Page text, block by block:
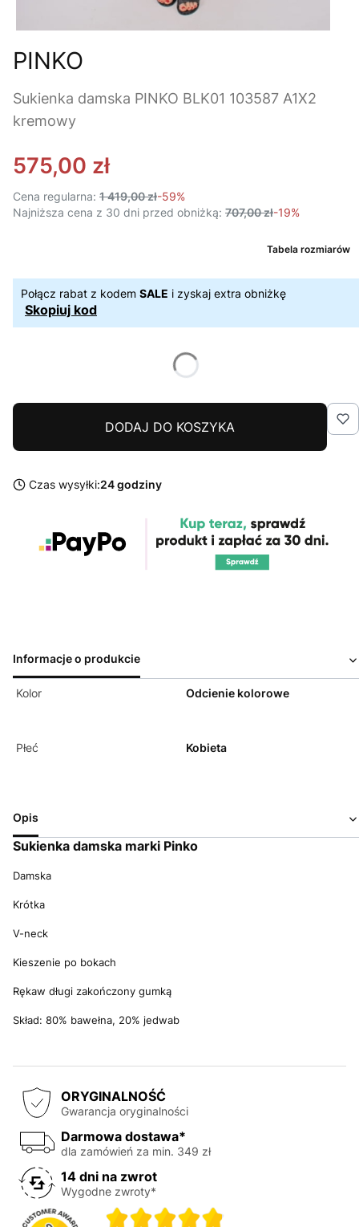
PINKO
Sukienka damska PINKO BLK01 103587 A1X2
kremowy
575,00 zł
Cena regularna: 1 419,00 zł-59%
Najniższa cena z 30 dni przed obniżką: 707,00 zł-19%
Tabela rozmiarów
Połącz rabat z kodem SALE i zyskaj extra obniżkę
Skopiuj kod
DODAJ DO KOSZYKA
Czas wysyłki:24 godziny
Informacje o produkcie
Kolor Odcienie kolorowe
Płeć Kobieta
Opis
Sukienka damska marki Pinko
Damska
Krótka
V-neck
Kieszenie po bokach
Rękaw długi zakończony gumką
Skład: 80% bawełna, 20% jedwab
ORYGINALNOŚĆ
Gwarancja oryginalności
Darmowa dostawa*
dla zamówień za min. 349 zł
14 dni na zwrot
Wygodne zwroty*